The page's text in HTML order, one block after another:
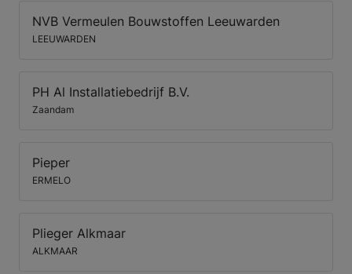
NVB Vermeulen Bouwstoffen Leeuwarden
LEEUWARDEN
PH Al Installatiebedrijf B.V.
Zaandam
Pieper
ERMELO
Plieger Alkmaar
ALKMAAR